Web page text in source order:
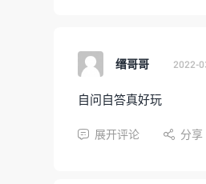
缙哥哥 2022-
自问自答真好玩
 展开评论  分享